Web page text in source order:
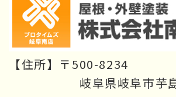
【住所】〒500-8234
岐阜県岐阜市芋